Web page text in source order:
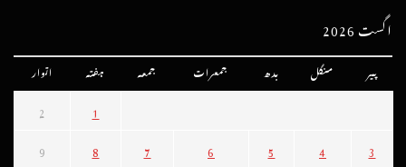
اگست 2026
پیر منگل بدھ جمعرات جمعہ ہفتہ اتوار
1
2
3
4
5
6
7
8
9